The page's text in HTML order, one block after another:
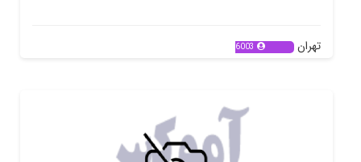
تهران 6003